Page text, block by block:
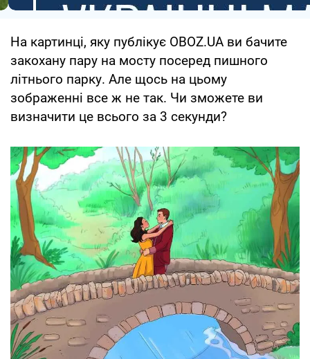
На картинці, яку публікує OBOZ.UA ви бачите
закохану пару на мосту посеред пишного
літнього парку. Але щось на цьому
зображенні все ж не так. Чи зможете ви
визначити це всього за 3 секунди?